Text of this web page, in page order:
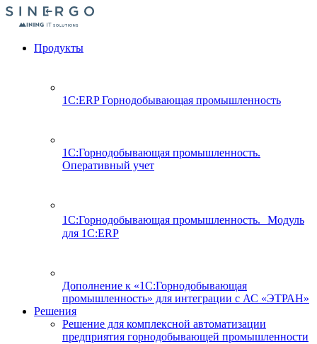
Продукты
1С:ERP Горнодобывающая промышленность
1С:Горнодобывающая промышленность.
Оперативный учет
1С:Горнодобывающая промышленность. Модуль
для 1С:ERP
Дополнение к «1С:Горнодобывающая
промышленность» для интеграции с АС «ЭТРАН»
Решения
Решение для комплексной автоматизации
предприятия горнодобывающей промышленности